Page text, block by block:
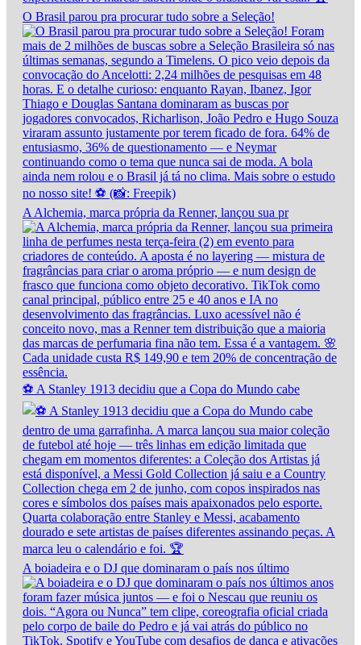
O Brasil parou pra procurar tudo sobre a Seleção!
A Alchemia, marca própria da Renner, lançou sua pr
⚽ A Stanley 1913 decidiu que a Copa do Mundo cabe
A boiadeira e o DJ que dominaram o país nos último